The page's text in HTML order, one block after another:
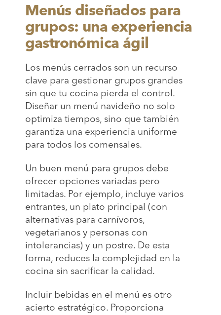
Menús diseñados para
grupos: una experiencia
gastronómica ágil
Los menús cerrados son un recurso
clave para gestionar grupos grandes
sin que tu cocina pierda el control.
Diseñar un menú navideño no solo
optimiza tiempos, sino que también
garantiza una experiencia uniforme
para todos los comensales.
Un buen menú para grupos debe
ofrecer opciones variadas pero
limitadas. Por ejemplo, incluye varios
entrantes, un plato principal (con
alternativas para carnívoros,
vegetarianos y personas con
intolerancias) y un postre. De esta
forma, reduces la complejidad en la
cocina sin sacrificar la calidad.
Incluir bebidas en el menú es otro
acierto estratégico. Proporciona